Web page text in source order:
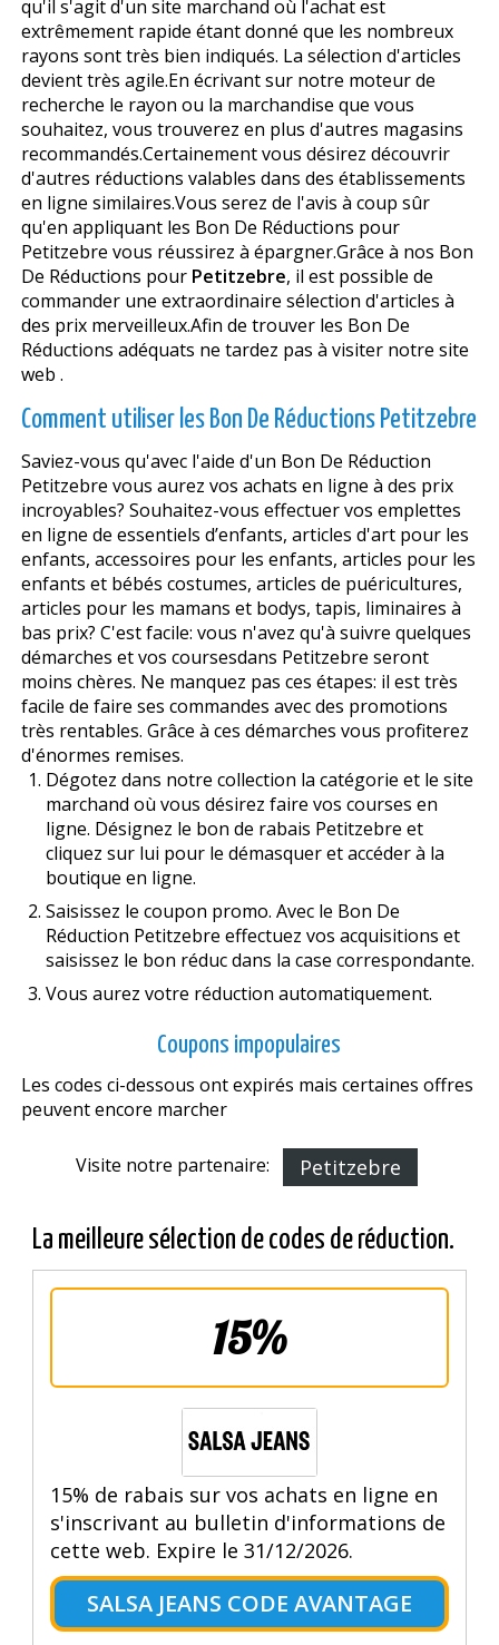
qu'il s'agit d'un site marchand où l'achat est
extrêmement rapide étant donné que les nombreux
rayons sont très bien indiqués. La sélection d'articles
devient très agile.En écrivant sur notre moteur de
recherche le rayon ou la marchandise que vous
souhaitez, vous trouverez en plus d'autres magasins
recommandés.Certainement vous désirez découvrir
d'autres réductions valables dans des établissements
en ligne similaires.Vous serez de l'avis à coup sûr
qu'en appliquant les Bon De Réductions pour
Petitzebre vous réussirez à épargner.Grâce à nos Bon
De Réductions pour Petitzebre, il est possible de
commander une extraordinaire sélection d'articles à
des prix merveilleux.Afin de trouver les Bon De
Réductions adéquats ne tardez pas à visiter notre site
web .
Comment utiliser les Bon De Réductions Petitzebre
Saviez-vous qu'avec l'aide d'un Bon De Réduction
Petitzebre vous aurez vos achats en ligne à des prix
incroyables? Souhaitez-vous effectuer vos emplettes
en ligne de essentiels d’enfants, articles d'art pour les
enfants, accessoires pour les enfants, articles pour les
enfants et bébés costumes, articles de puéricultures,
articles pour les mamans et bodys, tapis, liminaires à
bas prix? C'est facile: vous n'avez qu'à suivre quelques
démarches et vos coursesdans Petitzebre seront
moins chères. Ne manquez pas ces étapes: il est très
facile de faire ses commandes avec des promotions
très rentables. Grâce à ces démarches vous profiterez
d'énormes remises.
Dégotez dans notre collection la catégorie et le site
marchand où vous désirez faire vos courses en
ligne. Désignez le bon de rabais Petitzebre et
cliquez sur lui pour le démasquer et accéder à la
boutique en ligne.
Saisissez le coupon promo. Avec le Bon De
Réduction Petitzebre effectuez vos acquisitions et
saisissez le bon réduc dans la case correspondante.
Vous aurez votre réduction automatiquement.
Coupons impopulaires
Les codes ci-dessous ont expirés mais certaines offres
peuvent encore marcher
Visite notre partenaire: Petitzebre
La meilleure sélection de codes de réduction.
15%
15% de rabais sur vos achats en ligne en
s'inscrivant au bulletin d'informations de
cette web. Expire le 31/12/2026.
SALSA JEANS CODE AVANTAGE